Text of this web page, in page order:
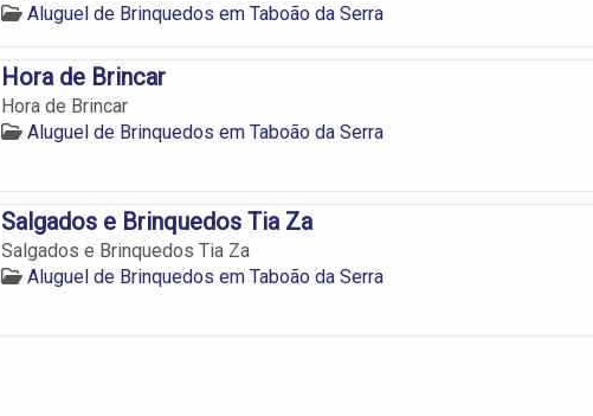
Aluguel de Brinquedos em Taboão da Serra
Hora de Brincar
Hora de Brincar
Aluguel de Brinquedos em Taboão da Serra
Salgados e Brinquedos Tia Za
Salgados e Brinquedos Tia Za
Aluguel de Brinquedos em Taboão da Serra